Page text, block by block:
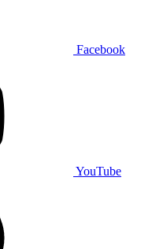
Facebook
YouTube